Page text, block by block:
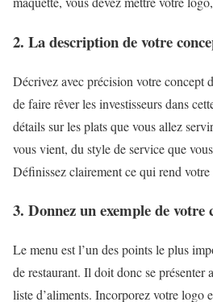
2. La description de votre
Décrivez avec précision votre concept
de faire rêver les investisseurs dans
détails sur les plats que vous allez
vous vient, du style de service que
Définissez clairement ce qui rend
3. Donnez un exemple de votre
Le menu est l’un des points le plus
de restaurant. Il doit donc se présenter
liste d’aliments. Incorporez votre logo